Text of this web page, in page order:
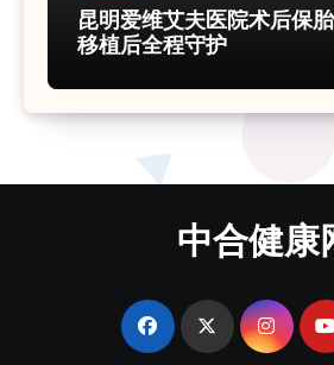
昆明爱维艾夫医院术后保
移植后全程守护
中合健康